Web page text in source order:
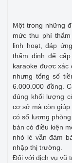
Một trong những
mức thu phí
linh hoạt, đáp
thẩm định để
karaoke được xác
nhưng tổng số
6.000.000 đồng.
đúng khối lượng
cơ sở mà còn
có số lượng
bản có điều kiện
nhỏ lẻ vẫn đảm
nhập thị trường.
Đối với dịch vụ vũ